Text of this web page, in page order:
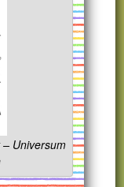
Universum